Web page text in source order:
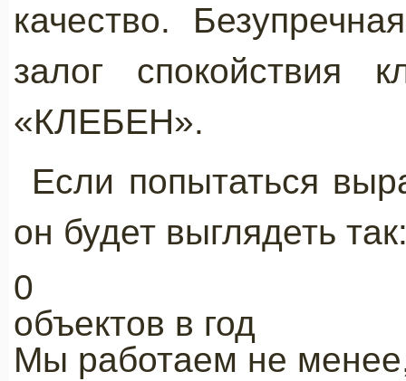
качество.
залог спокойствия
«КЛЕБЕН».
Если попытаться
он будет выглядеть
0
объектов в год
Мы работаем не